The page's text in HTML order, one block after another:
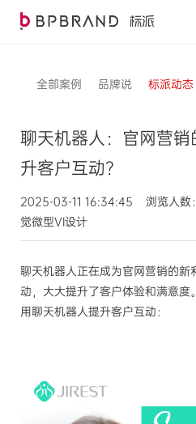
全部案例 品牌说 标派动态
聊天机器人：官网营
升客户互动？
2025-03-11 16:34:45 浏览人数
觉微型VI设计
聊天机器人正在成为官网营销的新
动，大大提升了客户体验和满意
用聊天机器人提升客户互动：